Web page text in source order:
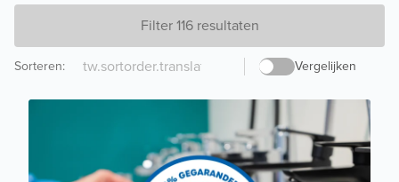
Filter 116 resultaten
Vergelijken
Sorteren: